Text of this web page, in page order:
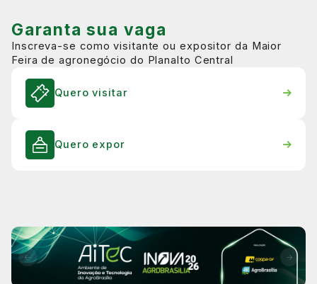
Garanta sua vaga
Inscreva-se como visitante ou expositor da Maior
Feira de agronegócio do Planalto Central
Quero visitar
Quero expor